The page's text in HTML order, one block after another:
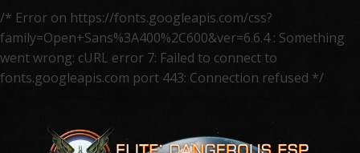
/* Error on https://fonts.googleapis.com/css?
family=Open+Sans%3A400%2C600&ver=6.6.4 : Something
went wrong: cURL error 7: Failed to connect to
fonts.googleapis.com port 443: Connection refused */